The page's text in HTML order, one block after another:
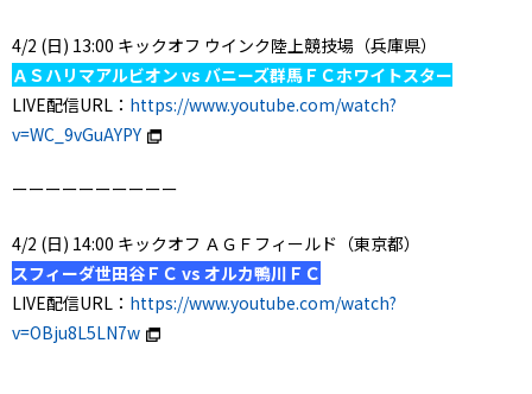
4/2 (日) 13:00 キックオフ ウインク陸上競技場（兵庫県）
ＡＳハリマアルビオン vs バニーズ群馬ＦＣホワイトスター
LIVE配信URL： https://www.youtube.com/watch?
v=WC_9vGuAYPY
ーーーーーーーーーー
4/2 (日) 14:00 キックオフ ＡＧＦフィールド（東京都）
スフィーダ世田谷ＦＣ vs オルカ鴨川ＦＣ
LIVE配信URL： https://www.youtube.com/watch?
v=OBju8L5LN7w